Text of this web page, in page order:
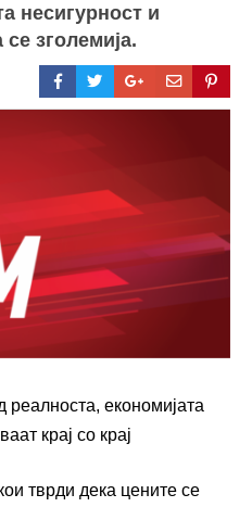
несигурност и
зголемија.
економијата
крај со крај
тврди дека цените се